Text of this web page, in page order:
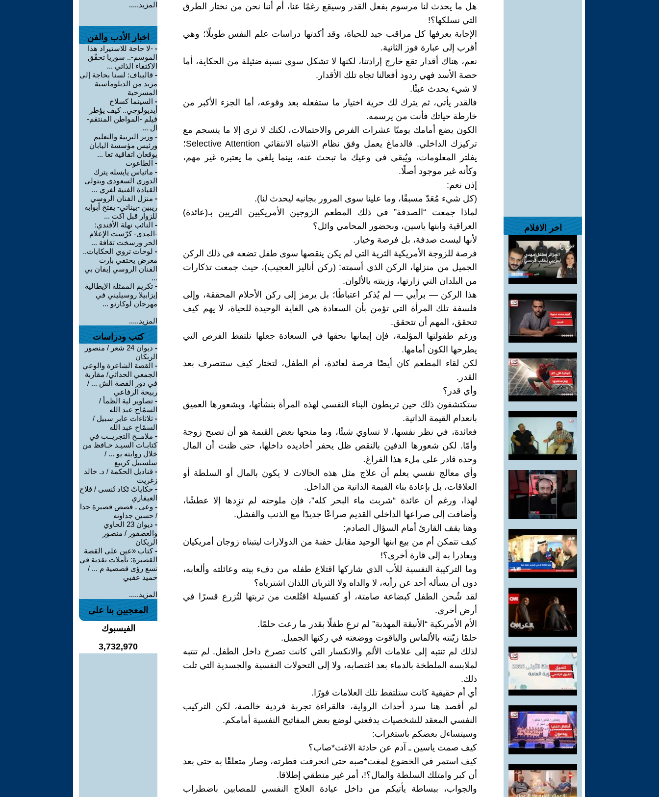
اخر الافلام
هل ما يحدث لنا مرسوم بفعل القدر وسيقع رغمًا عنا، أم أننا نحن من نختار الطرق
التي نسلكها؟!
الإجابة يعرفها كل مراقب جيد للحياة، وقد أكدتها دراسات علم النفس طويلًا؛ وهي
أقرب إلى عبارة فوز الثانية.
نعم، هناك أقدار تقع خارج إرادتنا، لكنها لا تشكل سوى نسبة ضئيلة من الحكاية، أما
حصة الأسد فهي ردود أفعالنا تجاه تلك الأقدار.
لا شيء يحدث عبثًا.
فالقدر يأتي، ثم يترك لك حرية اختيار ما ستفعله بعد وقوعه، أما الجزء الأكبر من
خارطة حياتك فأنت من يرسمه.
الكون يضع أمامك يوميًا عشرات الفرص والاحتمالات، لكنك لا ترى إلا ما ينسجم مع
تركيزك الداخلي. فالدماغ يعمل وفق نظام الانتباه الانتقائي Selective Attention؛
يفلتر المعلومات، ويُبقي في وعيك ما تبحث عنه، بينما يلغي ما يعتبره غير مهم،
وكأنه غير موجود أصلًا.
إذن نعم:
(كل شيء مُعَدّ مسبقًا، وما علينا سوى المرور بجانبه ليحدث لنا).
لماذا جمعت “الصدفة” في ذلك المطعم الزوجين الأمريكيين الثريين بـ(عائدة)
العراقية وابنها ياسين، وبحضور المحامي وائل؟
لأنها ليست صدفة، بل فرصة وخيار.
فرصة للزوجة الأمريكية الثرية التي لم يكن ينقصها سوى طفل تضعه في ذلك الركن
الجميل من منزلها، الركن الذي أسمته: (ركن أناليز العجيب)، حيث جمعت تذكارات
من البلدان التي زارتها، وزينته بالألوان.
هذا الركن — برأيي — لم يُذكر اعتباطًا؛ بل يرمز إلى ركن الأحلام المحققة، وإلى
فلسفة تلك المرأة التي تؤمن بأن السعادة هي الغاية الوحيدة للحياة، لا يهم كيف
تتحقق، المهم أن تتحقق.
ورغم طفولتها المؤلمة، فإن إيمانها بحقها في السعادة جعلها تلتقط الفرص التي
يطرحها الكون أمامها.
لكن لقاء المطعم كان أيضًا فرصة لعائدة، أم الطفل، لتختار كيف ستتصرف بعد
القدر.
وأي قدر؟
ستكتشفون ذلك حين تربطون البناء النفسي لهذه المرأة بنشأتها، وبشعورها العميق
بانعدام القيمة الذاتية.
فعائدة، في نظر نفسها، لا تساوي شيئًا، وما منحها بعض القيمة هو أن تصبح زوجة
وأمًا. لكن شعورها الدفين بالنقص ظل يحفر أخاديده داخلها، حتى ظنت أن المال
وحده قادر على ملء هذا الفراغ.
وأي معالج نفسي يعلم أن علاج مثل هذه الحالات لا يكون بالمال أو السلطة أو
العلاقات، بل بإعادة بناء القيمة الذاتية من الداخل.
لهذا، ورغم أن عائدة “شربت ماء البحر كله”، فإن ملوحته لم تزِدها إلا عطشًا،
وأضافت إلى صراعها الداخلي القديم صراعًا جديدًا مع الذنب والفشل.
وهنا يقف القارئ أمام السؤال الصادم:
كيف تتمكن أم من بيع ابنها الوحيد مقابل حفنة من الدولارات ليتبناه زوجان أمريكيان
ويغادرا به إلى قارة أخرى؟!
وما التركيبة النفسية للأب الذي شاركها اقتلاع طفله من دفء بيته وعائلته وألعابه،
دون أن يسأله أحد عن رأيه، لا والداه ولا الثريان اللذان اشترياه؟
لقد شُحن الطفل كبضاعة صامتة، أو كفسيلة اقتُلعت من تربتها لتُزرع قسرًا في
أرض أخرى.
الأم الأمريكية “الأنيقة المهذبة” لم ترعِ طفلًا بقدر ما رعت حلمًا.
حلمًا زيّنته بالألماس والياقوت ووضعته في ركنها الجميل.
لذلك لم تنتبه إلى علامات الألم والانكسار التي كانت تصرخ داخل الطفل. لم تنتبه
لملابسه الملطخة بالدماء بعد اغتصابه، ولا إلى التحولات النفسية والجسدية التي تلت
ذلك.
أي أم حقيقية كانت ستلتقط تلك العلامات فورًا.
لم أقصد هنا سرد أحداث الرواية، فالقراءة تجربة فردية خالصة، لكن التركيب
النفسي المعقد للشخصيات يدفعني لوضع بعض المفاتيح النفسية أمامكم.
وسيتساءل بعضكم باستغراب:
كيف صمت ياسين ـ آدم عن حادثة الاغت*صاب؟
كيف استمر في الخضوع لمغت*صبه حتى انحرفت فطرته، وصار متعلقًا به حتى بعد
أن كبر وامتلك السلطة والمال؟!، أمر غير منطقي إطلاقا.
والجواب، ببساطة يأتيكم من داخل عيادة العلاج النفسي للمصابين باضطراب
المزيد.....
اخبار الأدب والفن
- -لا حاجة للاستيراد هذا
الموسم-.. سوريا تحقّق
الاكتفاء الذاتي ...
- قاليباف: لسنا بحاجة إلى
مزيد من الدبلوماسية
المسرحية
- السينما كسلاح
أيديولوجي.. كيف يؤطر
فيلم -المواطن المنتقم-
ال ...
- وزير التربية والتعليم
ورئيس مؤسسة اليابان
يوقعان اتفاقية تعا ...
- الطاغوت
- ماتياس يايسله يترك
الدوري السعودي ويتولى
القيادة الفنية لفري ...
- منزل الفنان الروسي
ريبين -بيناتي- يفتح أبوابه
للزوار قبل اكت ...
- النائب نهلة الأفندي:
-المدى- كرّست الإعلام
الحر ورسخت ثقافة ...
- لوحات تروي الحكايات..
معرض يحتفي بإرث
الفنان الروسي إيفان بي
...
- تكريم الممثلة الإيطالية
إيزابيلا روسيليني في
مهرجان لوكارنو ...
المزيد.....
كتب ودراسات
-
ديوان 24 شعر / منصور
الريكان
- القصة الشاعرة والوعي
الجمعي الحداثي/ مقاربة
في دور القصة الش ... /
ربيحة الرفاعي
- تصاوير لية الظمأ /
السمّاح عبد الله
- ثلاثاءات عابر سبيل /
السمّاح عبد الله
- ملامــح التجريــب في
كتابـات السيـد حـافظ من
خلال روايته يو ... /
سلسبيل كريبع
- قناديل الحكمة / د. خالد
زغريت
- حكاياتْ تَكاد تُنسى / فلاح
العيفاري
- وعي ـ قصص قصيرة جدا
/ حسين جداونه
-
ديوان 23 الحاوي
والعصفور / منصور
الريكان
-كتاب «عين على القصة
القصيرة: تأملات نقدية في
تسع رؤى قصصية م ... /
حميد عقبي
المزيد.....
المعجبين بنا على
الفيسبوك
3,732,970